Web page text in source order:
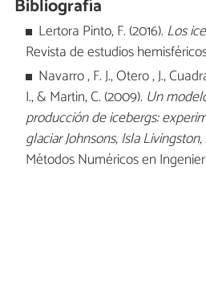
Bibliografía
Lertora Pinto, F. (2016). Los
Revista de estudios
Navarro , F. J., Otero , J.,
I., & Martin, C. (2009). Un
producción de icebergs:
glaciar Johnsons, Isla
Métodos Numéricos en